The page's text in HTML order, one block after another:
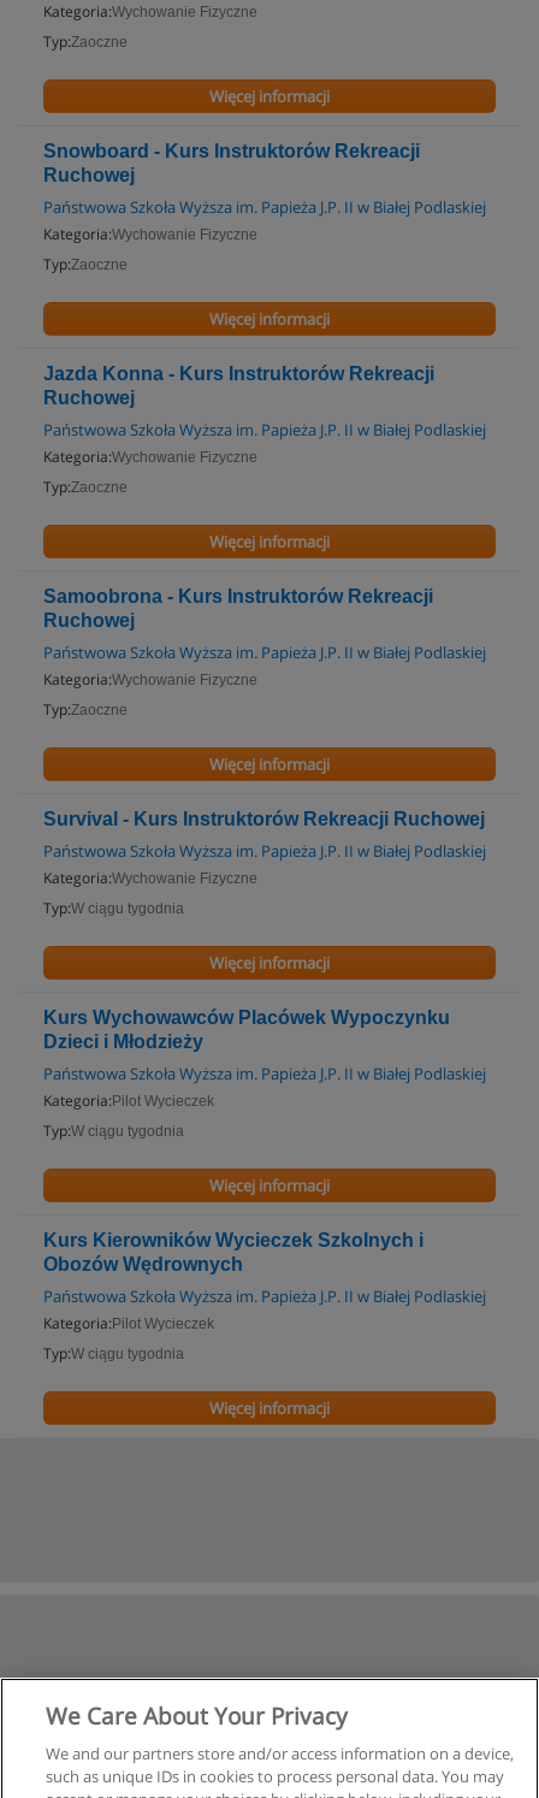
Kategoria:Wychowanie Fizyczne
Typ:Zaoczne
Więcej informacji
Snowboard - Kurs Instruktorów Rekreacji
Ruchowej
Państwowa Szkoła Wyższa im. Papieża J.P. II w Białej Podlaskiej
Kategoria:Wychowanie Fizyczne
Typ:Zaoczne
Więcej informacji
Jazda Konna - Kurs Instruktorów Rekreacji
Ruchowej
Państwowa Szkoła Wyższa im. Papieża J.P. II w Białej Podlaskiej
Kategoria:Wychowanie Fizyczne
Typ:Zaoczne
Więcej informacji
Samoobrona - Kurs Instruktorów Rekreacji
Ruchowej
Państwowa Szkoła Wyższa im. Papieża J.P. II w Białej Podlaskiej
Kategoria:Wychowanie Fizyczne
Typ:Zaoczne
Więcej informacji
Survival - Kurs Instruktorów Rekreacji Ruchowej
Państwowa Szkoła Wyższa im. Papieża J.P. II w Białej Podlaskiej
Kategoria:Wychowanie Fizyczne
Typ:W ciągu tygodnia
Więcej informacji
Kurs Wychowawców Placówek Wypoczynku
Dzieci i Młodzieży
Państwowa Szkoła Wyższa im. Papieża J.P. II w Białej Podlaskiej
Kategoria: Pilot Wycieczek
Typ:W ciągu tygodnia
Więcej informacji
Kurs Kierowników Wycieczek Szkolnych i
Obozów Wędrownych
Państwowa Szkoła Wyższa im. Papieża J.P. II w Białej Podlaskiej
Kategoria: Pilot Wycieczek
Typ:W ciągu tygodnia
Więcej informacji
We Care About Your Privacy
We and our partners store and/or access information on a device,
such as unique IDs in cookies to process personal data. You may